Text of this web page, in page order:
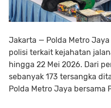
Jakarta — Polda Metro
polisi terkait kejahatan
hingga 22 Mei 2026. Dari
sebanyak 173 tersangka
Polda Metro Jaya bersama